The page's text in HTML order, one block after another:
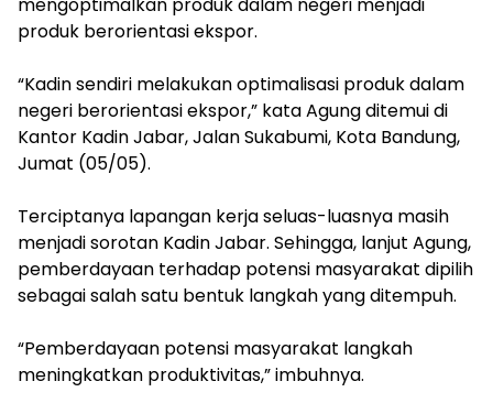
produk berorientasi ekspor.
“Kadin sendiri melakukan optimalisasi produk dalam
negeri berorientasi ekspor,” kata Agung ditemui di
Kantor Kadin Jabar, Jalan Sukabumi, Kota Bandung,
Jumat (05/05).
Terciptanya lapangan kerja seluas-luasnya masih
menjadi sorotan Kadin Jabar. Sehingga, lanjut Agung,
pemberdayaan terhadap potensi masyarakat dipilih
sebagai salah satu bentuk langkah yang ditempuh.
“Pemberdayaan potensi masyarakat langkah
meningkatkan produktivitas,” imbuhnya.